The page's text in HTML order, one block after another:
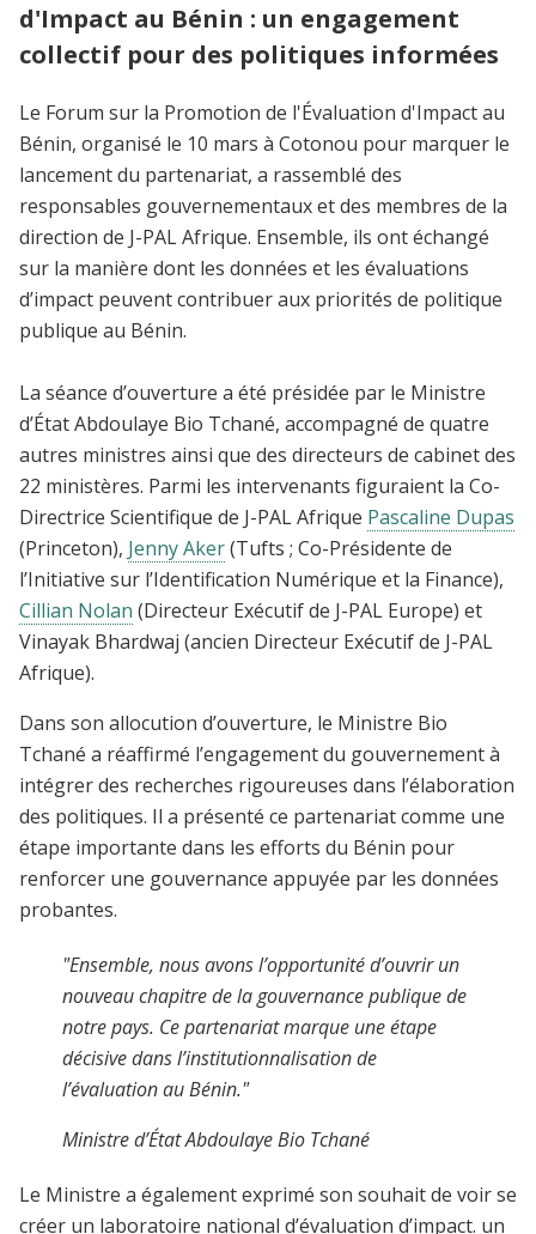
d'Impact au Bénin : un engagement
collectif pour des politiques informées
Le Forum sur la Promotion de l'Évaluation d'Impact au
Bénin, organisé le 10 mars à Cotonou pour marquer le
lancement du partenariat, a rassemblé des
responsables gouvernementaux et des membres de la
direction de J-PAL Afrique. Ensemble, ils ont échangé
sur la manière dont les données et les évaluations
d’impact peuvent contribuer aux priorités de politique
publique au Bénin.
La séance d’ouverture a été présidée par le Ministre
d’État Abdoulaye Bio Tchané, accompagné de quatre
autres ministres ainsi que des directeurs de cabinet des
22 ministères. Parmi les intervenants figuraient la Co-
Directrice Scientifique de J-PAL Afrique Pascaline Dupas
(Princeton), Jenny Aker(Tufts ; Co-Présidente de
l’Initiative sur l’Identification Numérique et la Finance),
Cillian Nolan (Directeur Exécutif de J-PAL Europe) et
Vinayak Bhardwaj (ancien Directeur Exécutif de J-PAL
Afrique).
Dans son allocution d’ouverture, le Ministre Bio
Tchané a réaffirmé l’engagement du gouvernement à
intégrer des recherches rigoureuses dans l’élaboration
des politiques. Il a présenté ce partenariat comme une
étape importante dans les efforts du Bénin pour
renforcer une gouvernance appuyée par les données
probantes.
"Ensemble, nous avons l’opportunité d’ouvrir un
nouveau chapitre de la gouvernance publique de
notre pays. Ce partenariat marque une étape
décisive dans l’institutionnalisation de
l’évaluation au Bénin."
Ministre d’État Abdoulaye Bio Tchané
Le Ministre a également exprimé son souhait de voir se
créer un laboratoire national d’évaluation d’impact. un